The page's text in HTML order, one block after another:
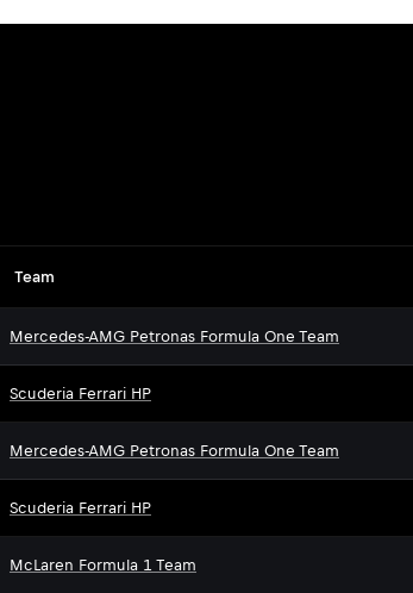
Team
Mercedes-AMG Petronas Formula One Team
Scuderia Ferrari HP
Mercedes-AMG Petronas Formula One Team
Scuderia Ferrari HP
McLaren Formula 1 Team